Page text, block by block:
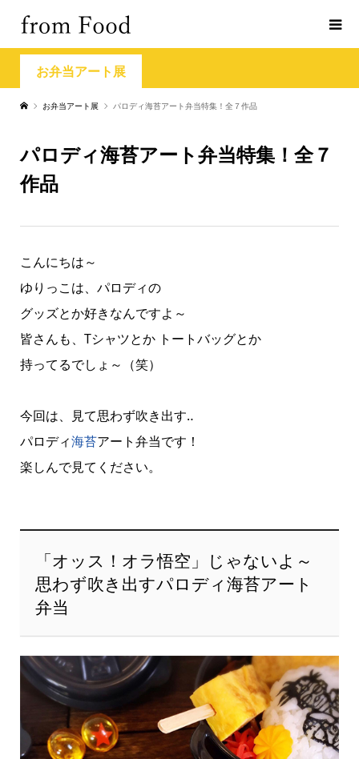
お弁当アート展
お弁当アート展 パロディ海苔アート弁当特集！全７作品
パロディ海苔アート弁当特集！全７
作品
こんにちは～
ゆりっこは、パロディの
グッズとか好きなんですよ～
皆さんも、Tシャツとか トートバッグとか
持ってるでしょ～（笑）
今回は、見て思わず吹き出す‥
パロディ海苔アート弁当です！
楽しんで見てください。
「オッス！オラ悟空」じゃないよ～
思わず吹き出すパロディ海苔アート
弁当